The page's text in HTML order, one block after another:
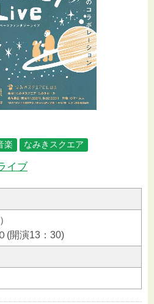
楽 なみきスクエア
イブ
(開演13：30)